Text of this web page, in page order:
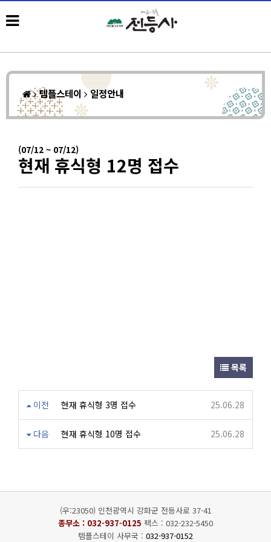
템플스테이 일정안내
(07/12 ~ 07/12)
현재 휴식형 12명 접수
목록
이전 현재 휴식형 3명 접수 25.06.28
다음 현재 휴식형 10명 접수 25.06.28
(우:23050) 인천광역시 강화군 전등사로 37-41
종무소 : 032-937-0125 팩스 : 032-232-5450
템플스테이 사무국 : 032-937-0152